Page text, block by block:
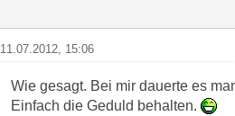
11.07.2012, 15:06
Wie gesagt. Bei mir dauerte es
Einfach die Geduld behalten.